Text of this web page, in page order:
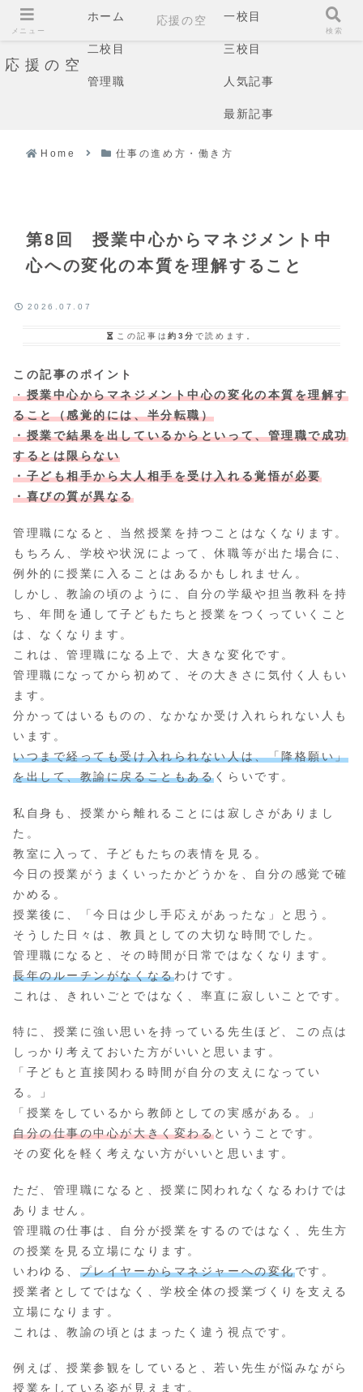
応援の空
ホーム 一校目
二校目 三校目
管理職 人気記事
最新記事
Home 仕事の進め方・働き方
第8回 授業中心からマネジメント中
心への変化の本質を理解すること
2026.07.07
この記事は約3分 で読めます。
この記事のポイント
・授業中心からマネジメント中心の変化の本質を理解す
ること（感覚的には、半分転職）
・授業で結果を出しているからといって、管理職で成功
するとは限らない
・子ども相手から大人相手を受け入れる覚悟が必要
・喜びの質が異なる
管理職になると、当然授業を持つことはなくなります。
もちろん、学校や状況によって、休職等が出た場合に、
例外的に授業に入ることはあるかもしれません。
しかし、教諭の頃のように、自分の学級や担当教科を持
ち、年間を通して子どもたちと授業をつくっていくこと
は、なくなります。
これは、管理職になる上で、大きな変化です。
管理職になってから初めて、その大きさに気付く人もい
ます。
分かってはいるものの、なかなか受け入れられない人も
います。
いつまで経っても受け入れられない人は、「降格願い」
を出して、教諭に戻ることもあるくらいです。
私自身も、授業から離れることには寂しさがありまし
た。
教室に入って、子どもたちの表情を見る。
今日の授業がうまくいったかどうかを、自分の感覚で確
かめる。
授業後に、「今日は少し手応えがあったな」と思う。
そうした日々は、教員としての大切な時間でした。
管理職になると、その時間が日常ではなくなります。
長年のルーチンがなくなるわけです。
これは、きれいごとではなく、率直に寂しいことです。
特に、授業に強い思いを持っている先生ほど、この点は
しっかり考えておいた方がいいと思います。
「子どもと直接関わる時間が自分の支えになってい
る。」
「授業をしているから教師としての実感がある。」
自分の仕事の中心が大きく変わるということです。
その変化を軽く考えない方がいいと思います。
ただ、管理職になると、授業に関われなくなるわけでは
ありません。
管理職の仕事は、自分が授業をするのではなく、先生方
の授業を見る立場になります。
いわゆる、 プレイヤーからマネジャーへの変化です。
授業者としてではなく、学校全体の授業づくりを支える
立場になります。
これは、教諭の頃とはまったく違う視点です。
例えば、授業参観をしていると、若い先生が悩みながら
授業をしている姿が見えます。
メニュー
応援の空
検索